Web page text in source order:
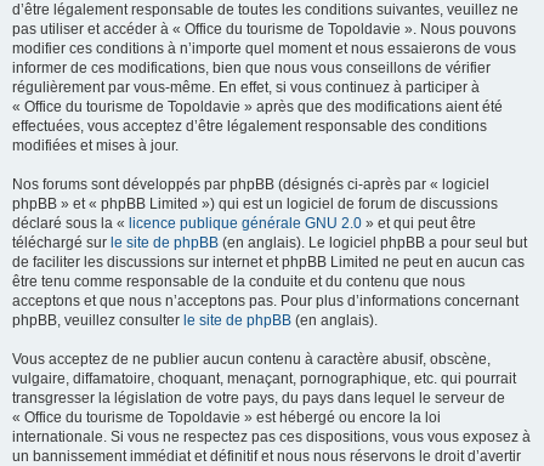
d’être légalement responsable de toutes les conditions suivantes, veuillez ne
pas utiliser et accéder à « Office du tourisme de Topoldavie ». Nous pouvons
modifier ces conditions à n’importe quel moment et nous essaierons de vous
informer de ces modifications, bien que nous vous conseillons de vérifier
régulièrement par vous-même. En effet, si vous continuez à participer à
« Office du tourisme de Topoldavie » après que des modifications aient été
effectuées, vous acceptez d’être légalement responsable des conditions
modifiées et mises à jour.
Nos forums sont développés par phpBB (désignés ci-après par « logiciel
phpBB » et « phpBB Limited ») qui est un logiciel de forum de discussions
déclaré sous la « licence publique générale GNU 2.0 » et qui peut être
téléchargé sur le site de phpBB (en anglais). Le logiciel phpBB a pour seul but
de faciliter les discussions sur internet et phpBB Limited ne peut en aucun cas
être tenu comme responsable de la conduite et du contenu que nous
acceptons et que nous n’acceptons pas. Pour plus d’informations concernant
phpBB, veuillez consulter le site de phpBB (en anglais).
Vous acceptez de ne publier aucun contenu à caractère abusif, obscène,
vulgaire, diffamatoire, choquant, menaçant, pornographique, etc. qui pourrait
transgresser la législation de votre pays, du pays dans lequel le serveur de
« Office du tourisme de Topoldavie » est hébergé ou encore la loi
internationale. Si vous ne respectez pas ces dispositions, vous vous exposez à
un bannissement immédiat et définitif et nous nous réservons le droit d’avertir